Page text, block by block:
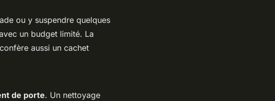
ou y suspendre quelques
un budget limité. La
aussi un cachet
de porte. Un nettoyage